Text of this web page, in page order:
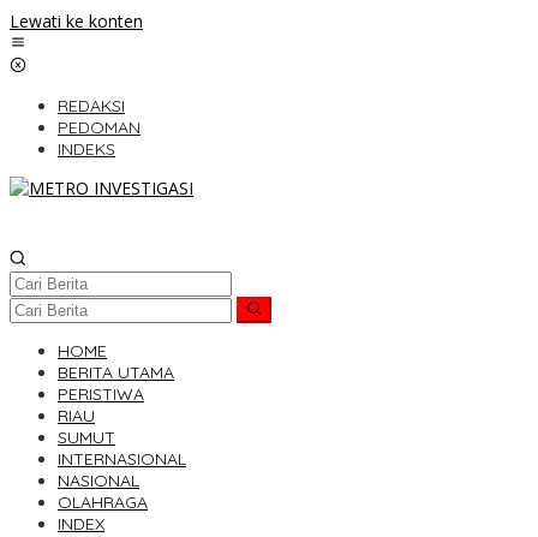
Lewati ke konten
REDAKSI
PEDOMAN
INDEKS
HOME
BERITA UTAMA
PERISTIWA
RIAU
SUMUT
INTERNASIONAL
NASIONAL
OLAHRAGA
INDEX